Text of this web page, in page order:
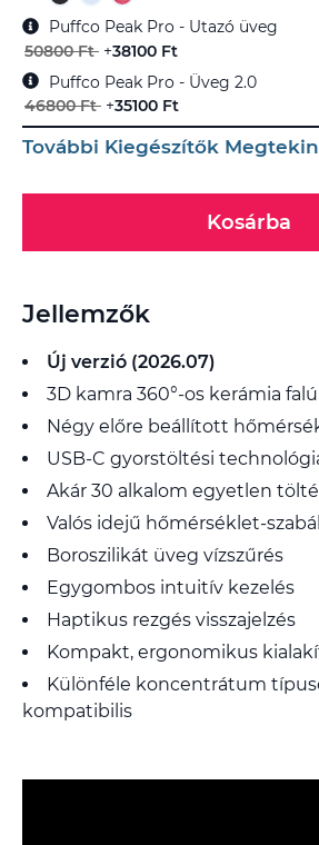
Puffco Peak Pro - Utazó üveg
50800 Ft +38100 Ft
Puffco Peak Pro - Üveg 2.0
46800 Ft +35100 Ft
További Kiegészítők
Kosárba
Jellemzők
Új verzió (2026.07)
3D kamra 360°-os kerámia
Négy előre beállított
USB-C gyorstöltési
Akár 30 alkalom egyetlen
Valós idejű hőmérséklet-
Boroszilikát üveg vízszűrés
Egygombos intuitív kezelés
Haptikus rezgés visszajelzés
Kompakt, ergonomikus
Különféle koncentrátum
kompatibilis